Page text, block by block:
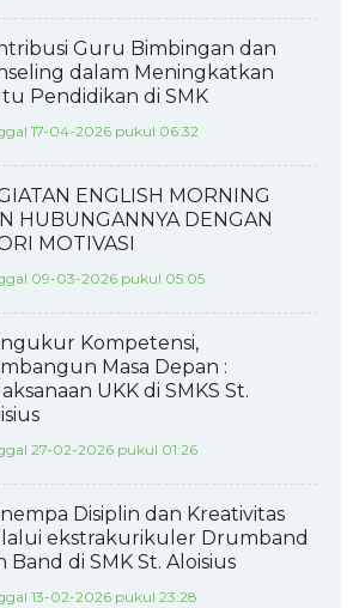
Guru Bimbingan dan
dalam Meningkatkan
Pendidikan di SMK
17-04-2026 pukul 06:32
ENGLISH MORNING
HUBUNGANNYA DENGAN
MOTIVASI
09-03-2026 pukul 05:05
Kompetensi,
Masa Depan :
UKK di SMKS St.
27-02-2026 pukul 01:26
Disiplin dan Kreativitas
ekstrakurikuler Drumband
Band di SMK St. Aloisius
13-02-2026 pukul 23:28